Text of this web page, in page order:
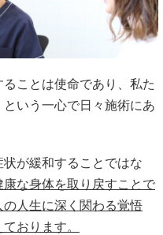
ことは使命であり、私た
という一心で日々施術にあ
が緩和することではな
な身体を取り戻すことで
人生に深く関わる覚悟
おります。